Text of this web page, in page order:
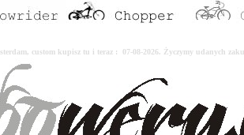
custom kupisz tu i teraz : 07-08-2026. Życzymy udanych